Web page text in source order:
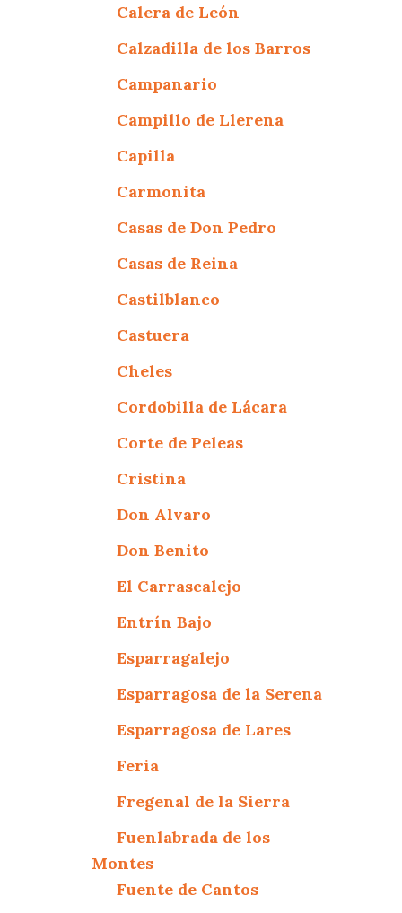
Calera de León
Calzadilla de los Barros
Campanario
Campillo de Llerena
Capilla
Carmonita
Casas de Don Pedro
Casas de Reina
Castilblanco
Castuera
Cheles
Cordobilla de Lácara
Corte de Peleas
Cristina
Don Alvaro
Don Benito
El Carrascalejo
Entrín Bajo
Esparragalejo
Esparragosa de la Serena
Esparragosa de Lares
Feria
Fregenal de la Sierra
Fuenlabrada de los
Montes
Fuente de Cantos